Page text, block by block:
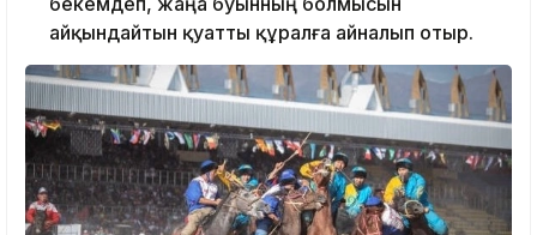
айқындайтын қуатты құралға айналып отыр.